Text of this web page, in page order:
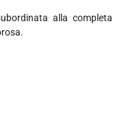
alla completa